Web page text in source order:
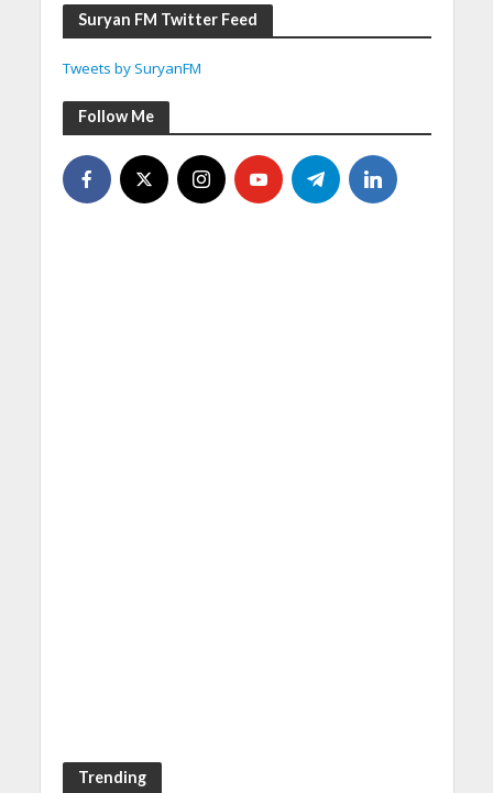
Suryan FM Twitter Feed
Tweets by SuryanFM
Follow Me
Trending